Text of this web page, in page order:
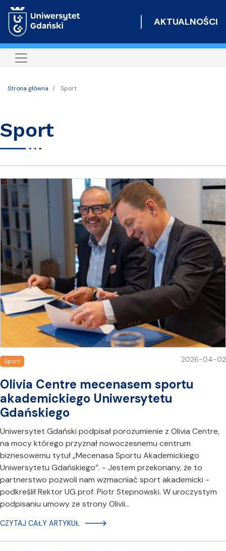
AKTUALNOŚCI
Strona główna Sport
Sport
Sport 2026-04-02
Olivia Centre mecenasem sportu
akademickiego Uniwersytetu
Gdańskiego
Uniwersytet Gdański podpisał porozumienie z Olivia Centre,
na mocy którego przyznał nowoczesnemu centrum
biznesowemu tytuł „Mecenasa Sportu Akademickiego
Uniwersytetu Gdańskiego”. - Jestem przekonany, że to
partnerstwo pozwoli nam wzmacniać sport akademicki -
podkreślił Rektor UG prof. Piotr Stepnowski. W uroczystym
podpisaniu umowy ze strony Olivii…
CZYTAJ CAŁY ARTYKUŁ